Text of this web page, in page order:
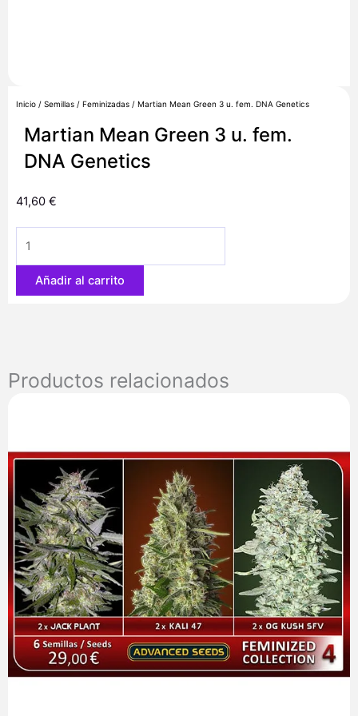
Inicio / Semillas / Feminizadas / Martian Mean Green 3 u. fem. DNA Genetics
Martian Mean Green 3 u. fem.
DNA Genetics
41,60 €
Mean
Green
3
Genetics
cantidad
Añadir al carrito
Productos relacionados